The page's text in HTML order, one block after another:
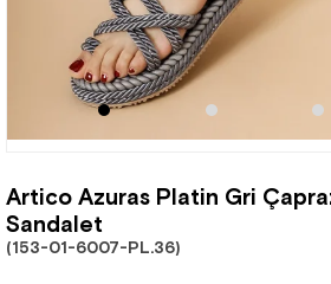
Artico Azuras Platin Gri
Sandalet
(153-01-6007-PL.36)